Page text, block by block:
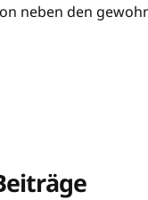
neben den